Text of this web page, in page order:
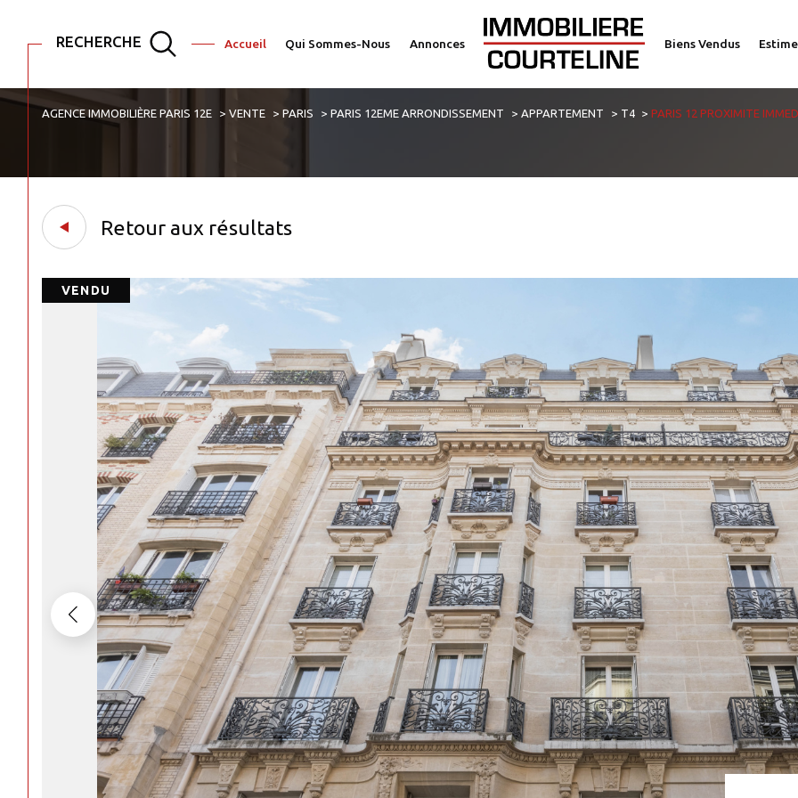
Accueil Qui Sommes-Nous Annonces Biens Vendus
RECHERCHE
de l'immo pro
TYPE DE BIEN 1 1
LOCALISATION BUDGET
voir les2annonces
Appartement
AGENCE IMMOBILIÈRE PARIS 12E VENTE PARIS PARIS 12EME ARRONDISSEMENT APPARTEMENT T4 PARIS 12 PROXIMITE
Retour aux résultats
VENDU